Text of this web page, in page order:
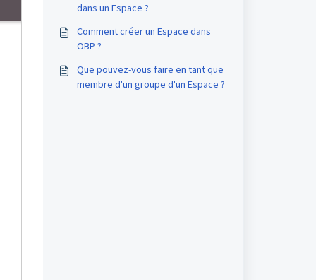
dans un Espace ?
Comment créer un Espace dans
OBP ?
Que pouvez-vous faire en tant que
membre d'un groupe d'un Espace ?